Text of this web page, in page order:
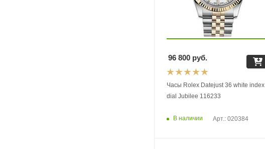
Часы Rolex Datejust 36 white index
dial Jubilee 116233
В наличии Арт.: 020384
96 800 руб.